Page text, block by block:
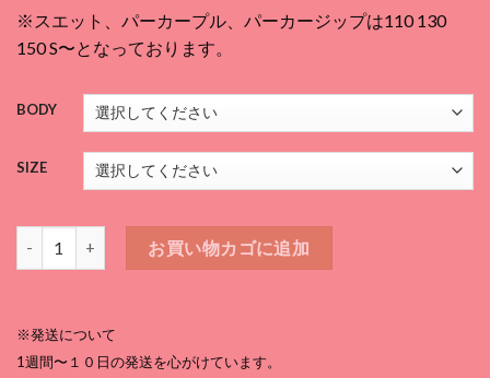
※スエット、パーカープル、パーカージップは110 130
150 S〜となっております。
BODY
SIZE
リアルモンスターTシャツ 黒個お買い物カゴに追加
※発送について
1週間〜１０日の発送を心がけています。